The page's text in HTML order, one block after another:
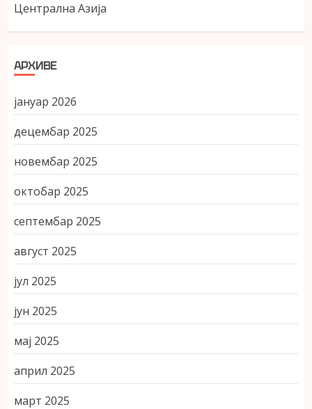
Централна Азија
АРХИВЕ
јануар 2026
децембар 2025
новембар 2025
октобар 2025
септембар 2025
август 2025
јул 2025
јун 2025
мај 2025
април 2025
март 2025